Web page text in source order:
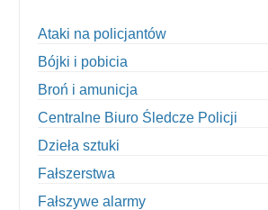
Ataki na policjantów
Bójki i pobicia
Broń i amunicja
Centralne Biuro Śledcze Policji
Dzieła sztuki
Fałszerstwa
Fałszywe alarmy